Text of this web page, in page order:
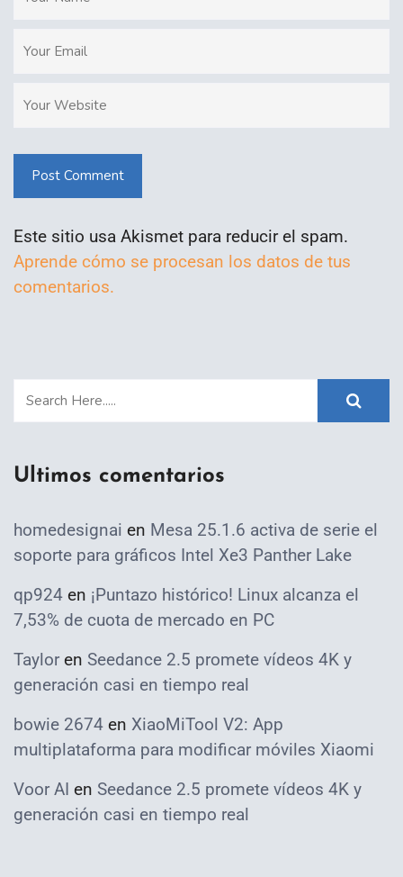
Post Comment
Este sitio usa Akismet para reducir el spam.
Aprende cómo se procesan los datos de tus
comentarios.
Ultimos comentarios
homedesignai en Mesa 25.1.6 activa de serie el
soporte para gráficos Intel Xe3 Panther Lake
qp924 en ¡Puntazo histórico! Linux alcanza el
7,53% de cuota de mercado en PC
Taylor en Seedance 2.5 promete vídeos 4K y
generación casi en tiempo real
bowie 2674 en XiaoMiTool V2: App
multiplataforma para modificar móviles Xiaomi
Voor AI en Seedance 2.5 promete vídeos 4K y
generación casi en tiempo real